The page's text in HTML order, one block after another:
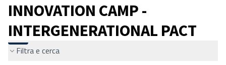
INNOVATION CAMP -
INTERGENERATIONAL PACT
Filtra e cerca